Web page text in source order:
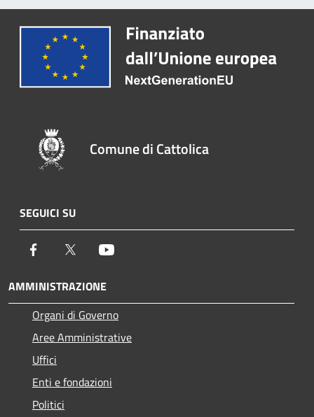
Comune di Cattolica
SEGUICI SU
Facebook Twitter
AMMINISTRAZIONE
Organi di Governo
Aree Amministrative
Uffici
Enti e fondazioni
Politici